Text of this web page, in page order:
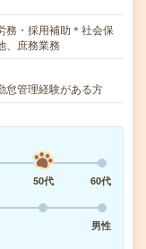
務・採用補助＊社会保
、庶務業務
怠管理経験がある方
50代
60代
男性